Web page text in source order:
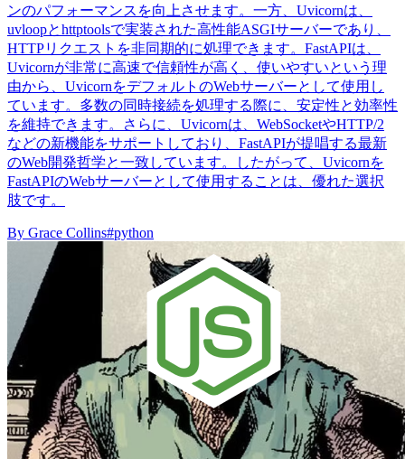
ンのパフォーマンスを向上させます。一方、Uvicornは、
uvloopとhttptoolsで実装された高性能ASGIサーバーであり、
HTTPリクエストを非同期的に処理できます。FastAPIは、
Uvicornが非常に高速で信頼性が高く、使いやすいという理
由から、UvicornをデフォルトのWebサーバーとして使用し
ています。多数の同時接続を処理する際に、安定性と効率性
を維持できます。さらに、Uvicornは、WebSocketやHTTP/2
などの新機能をサポートしており、FastAPIが提唱する最新
のWeb開発哲学と一致しています。したがって、Uvicornを
FastAPIのWebサーバーとして使用することは、優れた選択
肢です。
By Grace Collins#python